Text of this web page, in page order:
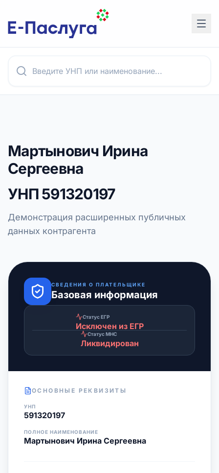
Мартынович Ирина
Сергеевна
УНП591320197
Демонстрация расширенных публичных
данных контрагента
СВЕДЕНИЯ О ПЛАТЕЛЬЩИКЕ
Базовая информация
Статус ЕГР
Исключен из ЕГР
Статус МНС
Ликвидирован
ОСНОВНЫЕ РЕКВИЗИТЫ
УНП
591320197
ПОЛНОЕ НАИМЕНОВАНИЕ
Мартынович Ирина Сергеевна